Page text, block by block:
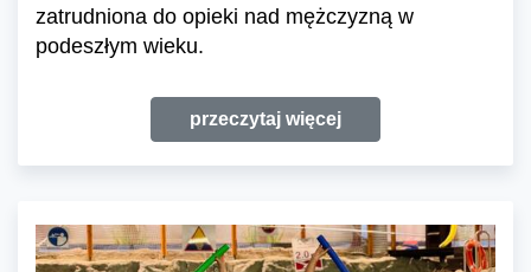
zatrudniona do opieki nad mężczyzną w
podeszłym wieku.
przeczytaj więcej